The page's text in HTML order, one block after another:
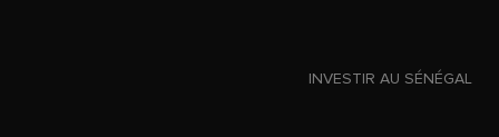
INVESTIR AU SÉNÉGAL